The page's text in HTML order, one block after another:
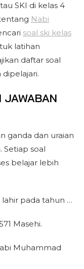
SKI di kelas 4
Nabi
soal ski kelas
latihan
daftar soal
JAWABAN
ganda dan uraian
Setiap soal
belajar lebih
lahir pada tahun …
Masehi.
Muhammad